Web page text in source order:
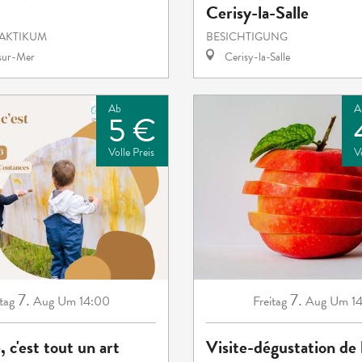
Mer
Cerisy-la-Salle
BESICHTIGUNG
Cerisy-la-Salle
Ab
5 €
Volle Preis
7. Aug Um 14:00
c'est tout un art
Freitag7. Aug Um
Visite-dégustation de